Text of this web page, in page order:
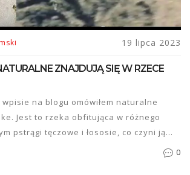
19 lipca 2023
ZNAJDUJĄ SIĘ W RZECE
na blogu omówiłem naturalne
Jest to rzeka obfitująca w różnego
pstrągi tęczowe i łososie, co czyni ją
dla wędkarzy. W jej wodach znajdują 0